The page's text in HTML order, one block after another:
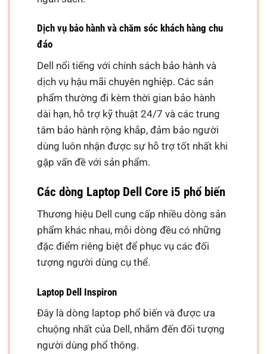
Dịch vụ bảo hành và chăm sóc khách hàng chu
đáo
Dell nổi tiếng với chính sách bảo hành và
dịch vụ hậu mãi chuyên nghiệp. Các sản
phẩm thường đi kèm thời gian bảo hành
dài hạn, hỗ trợ kỹ thuật 24/7 và các trung
tâm bảo hành rộng khắp, đảm bảo người
dùng luôn nhận được sự hỗ trợ tốt nhất khi
gặp vấn đề với sản phẩm.
Các dòng Laptop Dell Core i5 phổ biến
Thương hiệu Dell cung cấp nhiều dòng sản
phẩm khác nhau, mỗi dòng đều có những
đặc điểm riêng biệt để phục vụ các đối
tượng người dùng cụ thể.
Laptop Dell Inspiron
Đây là dòng laptop phổ biến và được ưa
chuộng nhất của Dell, nhắm đến đối tượng
người dùng phổ thông.